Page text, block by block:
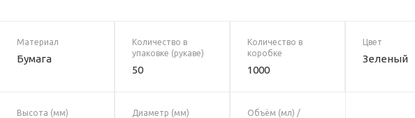
Материал
Бумага
Количество в
упаковке (рукаве)
50
Количество в
коробке
1000
Цвет
Зеленый
Высота (мм) Диаметр (мм)
Объём (мл) /